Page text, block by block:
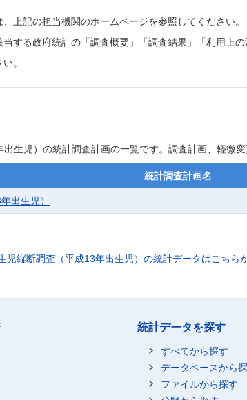
上記の担当機関のホームページを参照してください。
する政府統計の「調査概要」「調査結果」「利用上
。
生児）の統計調査計画の一覧です。調査計画、軽微
統計調査計画名
出生児）
児縦断調査（平成13年出生児）の統計データはこちら
統計データを探す
すべてから探す
データベースから
ファイルから探す